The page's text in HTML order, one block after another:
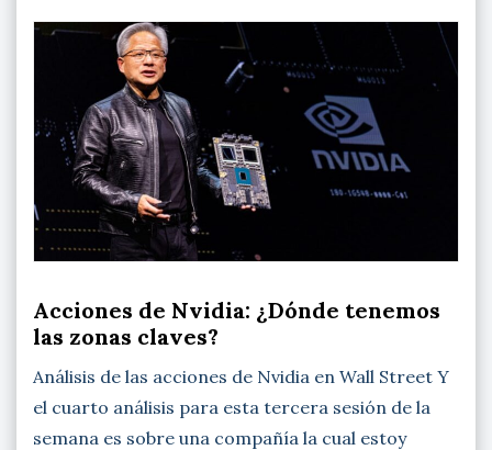
Acciones de Nvidia: ¿Dónde tenemos
las zonas claves?
Análisis de las acciones de Nvidia en Wall Street Y
el cuarto análisis para esta tercera sesión de la
semana es sobre una compañía la cual estoy